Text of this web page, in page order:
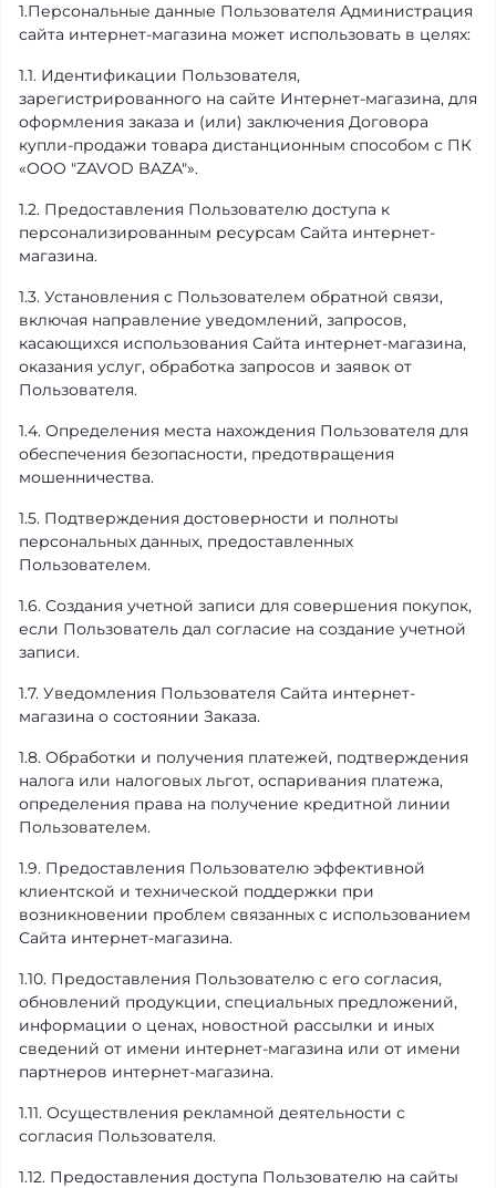
1.Персональные данные Пользователя Администрация
сайта интернет-магазина может использовать в целях:
1.1. Идентификации Пользователя,
зарегистрированного на сайте Интернет-магазина, для
оформления заказа и (или) заключения Договора
купли-продажи товара дистанционным способом с ПК
«OOO "ZAVOD BAZA"».
1.2. Предоставления Пользователю доступа к
персонализированным ресурсам Сайта интернет-
магазина.
1.3. Установления с Пользователем обратной связи,
включая направление уведомлений, запросов,
касающихся использования Сайта интернет-магазина,
оказания услуг, обработка запросов и заявок от
Пользователя.
1.4. Определения места нахождения Пользователя для
обеспечения безопасности, предотвращения
мошенничества.
1.5. Подтверждения достоверности и полноты
персональных данных, предоставленных
Пользователем.
1.6. Создания учетной записи для совершения покупок,
если Пользователь дал согласие на создание учетной
записи.
1.7. Уведомления Пользователя Сайта интернет-
магазина о состоянии Заказа.
1.8. Обработки и получения платежей, подтверждения
налога или налоговых льгот, оспаривания платежа,
определения права на получение кредитной линии
Пользователем.
1.9. Предоставления Пользователю эффективной
клиентской и технической поддержки при
возникновении проблем связанных с использованием
Сайта интернет-магазина.
1.10. Предоставления Пользователю с его согласия,
обновлений продукции, специальных предложений,
информации о ценах, новостной рассылки и иных
сведений от имени интернет-магазина или от имени
партнеров интернет-магазина.
1.11. Осуществления рекламной деятельности с
согласия Пользователя.
1.12. Предоставления доступа Пользователю на сайты